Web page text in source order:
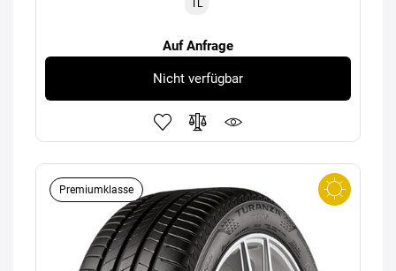
TL
Auf Anfrage
Nicht verfügbar
Premiumklasse